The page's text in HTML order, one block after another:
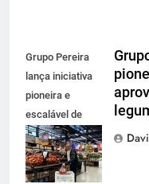
Grupo Pereira
lança iniciativa
pioneira e
escalável de
aproveitamento
de frutas,
legumes e